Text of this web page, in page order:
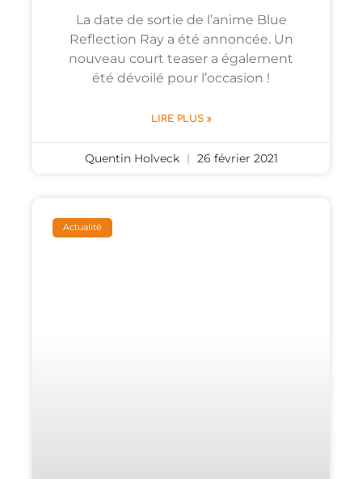
La date de sortie de l’anime Blue
Reflection Ray a été annoncée. Un
nouveau court teaser a également
été dévoilé pour l’occasion !
LIRE PLUS »
Quentin Holveck 26 février 2021
Actualité